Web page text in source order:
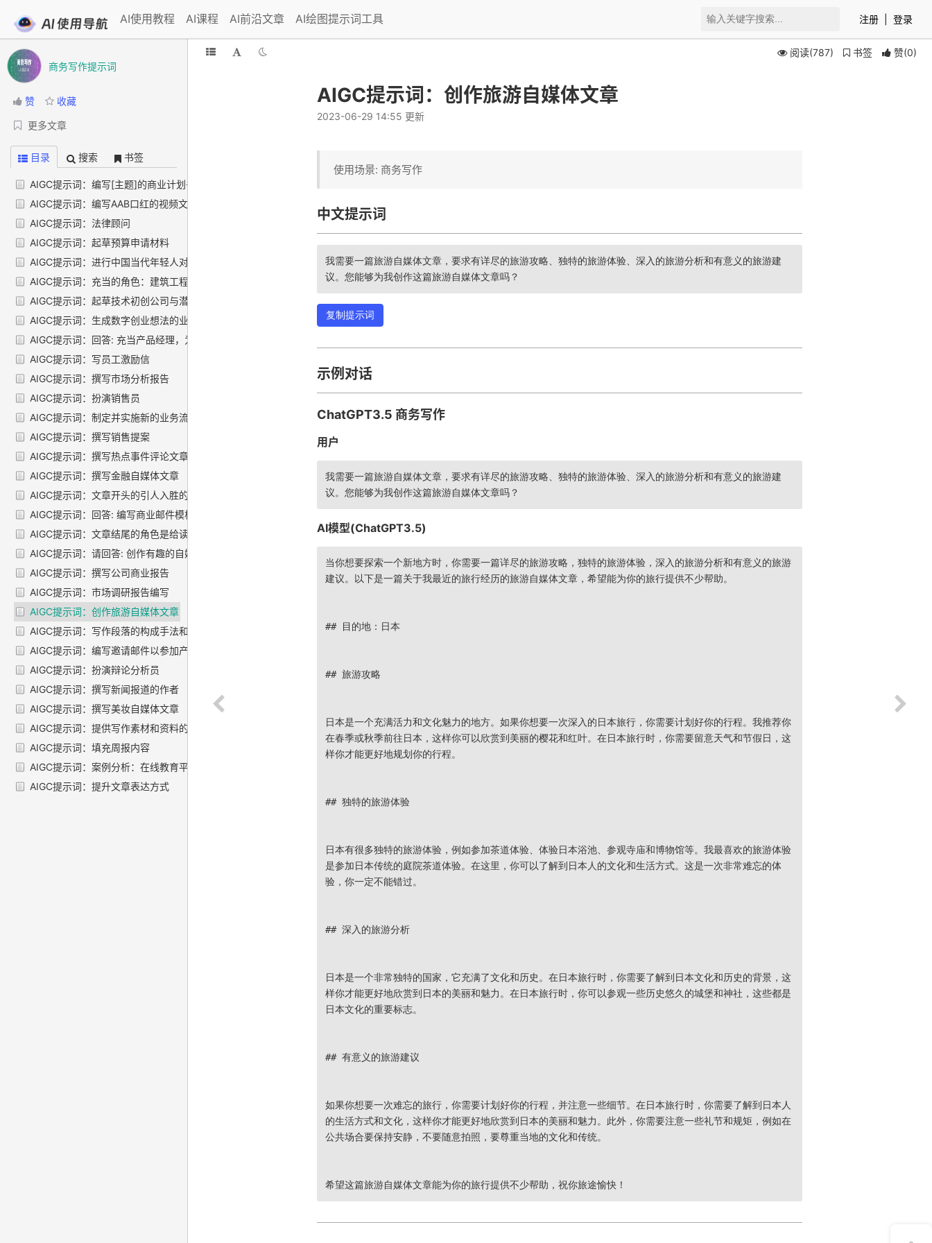
AI使用教程 AI课程 AI前沿文章 AI绘图提示词工具 注册 登录
商务写作提示词
赞 收藏
更多文章
目录 搜索 书签
AIGC提示词：编写[主题]的商业计划书
AIGC提示词：编写AAB口红的视频文案 角色: 视频文案作者 编写AAB口红的视频脚本 角色: 视频脚本作者
AIGC提示词：法律顾问
AIGC提示词：起草预算申请材料
AIGC提示词：进行中国当代年轻人对手机购物app的需求分析
AIGC提示词：充当的角色：建筑工程项目规划师或电气工程师 用途：根据提供的要求，对图书馆工程的电气工程部分进行项目划分，包括分部工程、分项工程和分项工程子目的划分，以便进行施工安装和管理。
AIGC提示词：起草技术初创公司与潜在客户的设计合作协议
AIGC提示词：生成数字创业想法的业务计划
AIGC提示词：回答: 充当产品经理，为给定的主题编写PRD
AIGC提示词：写员工激励信
AIGC提示词：撰写市场分析报告
AIGC提示词：扮演销售员
AIGC提示词：制定并实施新的业务流程和服务策略
AIGC提示词：撰写销售提案
AIGC提示词：撰写热点事件评论文章
AIGC提示词：撰写金融自媒体文章
AIGC提示词：文章开头的引人入胜的句子员可以充当的角色是：引人入胜的开头句子生成器
AIGC提示词：回答: 编写商业邮件模板库
AIGC提示词：文章结尾的角色是给读者留下深刻的印象，引起读者的思考和共鸣。
AIGC提示词：请回答: 创作有趣的自媒体文章
AIGC提示词：撰写公司商业报告
AIGC提示词：市场调研报告编写
AIGC提示词：创作旅游自媒体文章
AIGC提示词：写作段落的构成手法和技巧
AIGC提示词：编写邀请邮件以参加产品发布会的邮件
AIGC提示词：扮演辩论分析员
AIGC提示词：撰写新闻报道的作者
AIGC提示词：撰写美妆自媒体文章
AIGC提示词：提供写作素材和资料的角色
AIGC提示词：填充周报内容
AIGC提示词：案例分析：在线教育平台的用户增长策略
AIGC提示词：提升文章表达方式
阅读(787) 书签 赞(0)
AIGC提示词：创作旅游自媒体文章
2023-06-29 14:55 更新
使用场景: 商务写作
中文提示词
我需要一篇旅游自媒体文章，要求有详尽的旅游攻略、独特的旅游体验、深入的旅游分析和有意义的旅游建
议。您能够为我创作这篇旅游自媒体文章吗？
复制提示词
示例对话
ChatGPT3.5 商务写作
用户
我需要一篇旅游自媒体文章，要求有详尽的旅游攻略、独特的旅游体验、深入的旅游分析和有意义的旅游建
议。您能够为我创作这篇旅游自媒体文章吗？
AI模型(ChatGPT3.5)
当你想要探索一个新地方时，你需要一篇详尽的旅游攻略，独特的旅游体验，深入的旅游分析和有意义的旅游
建议。以下是一篇关于我最近的旅行经历的旅游自媒体文章，希望能为你的旅行提供不少帮助。
## 目的地：日本
## 旅游攻略
日本是一个充满活力和文化魅力的地方。如果你想要一次深入的日本旅行，你需要计划好你的行程。我推荐你
在春季或秋季前往日本，这样你可以欣赏到美丽的樱花和红叶。在日本旅行时，你需要留意天气和节假日，这
样你才能更好地规划你的行程。
## 独特的旅游体验
日本有很多独特的旅游体验，例如参加茶道体验、体验日本浴池、参观寺庙和博物馆等。我最喜欢的旅游体验
是参加日本传统的庭院茶道体验。在这里，你可以了解到日本人的文化和生活方式。这是一次非常难忘的体
验，你一定不能错过。
## 深入的旅游分析
日本是一个非常独特的国家，它充满了文化和历史。在日本旅行时，你需要了解到日本文化和历史的背景，这
样你才能更好地欣赏到日本的美丽和魅力。在日本旅行时，你可以参观一些历史悠久的城堡和神社，这些都是
日本文化的重要标志。
## 有意义的旅游建议
如果你想要一次难忘的旅行，你需要计划好你的行程，并注意一些细节。在日本旅行时，你需要了解到日本人
的生活方式和文化，这样你才能更好地欣赏到日本的美丽和魅力。此外，你需要注意一些礼节和规矩，例如在
公共场合要保持安静，不要随意拍照，要尊重当地的文化和传统。
希望这篇旅游自媒体文章能为你的旅行提供不少帮助，祝你旅途愉快！